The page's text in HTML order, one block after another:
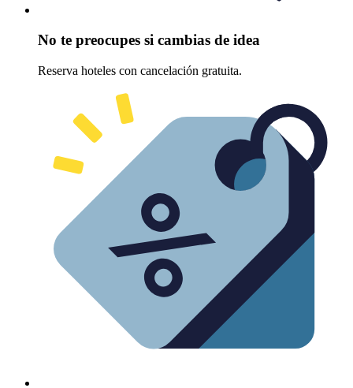
No te preocupes si cambias de idea
Reserva hoteles con cancelación gratuita.